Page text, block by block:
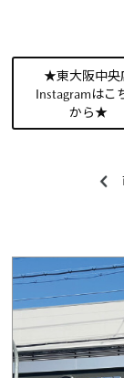
★東大阪中央
Instagramはこ
から★